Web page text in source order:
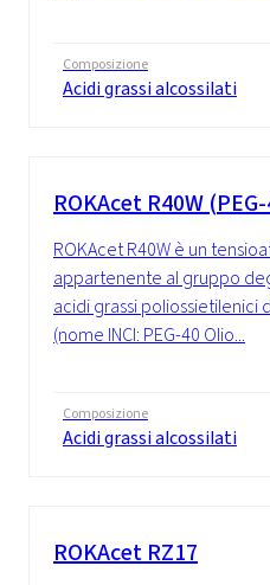
Composizione
Acidi grassi alcossilati
ROKAcet R40W
ROKAcet R40W è un
appartenente al gruppo
acidi grassi poliossietilenici
(nome INCI: PEG-40 Olio...
Composizione
Acidi grassi alcossilati
ROKAcet RZ17